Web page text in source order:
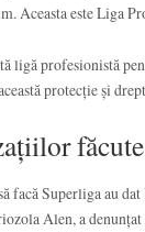
Aceasta este Liga
ligă profesionistă
protecție și
facă Superliga au
Alen, a denunțat